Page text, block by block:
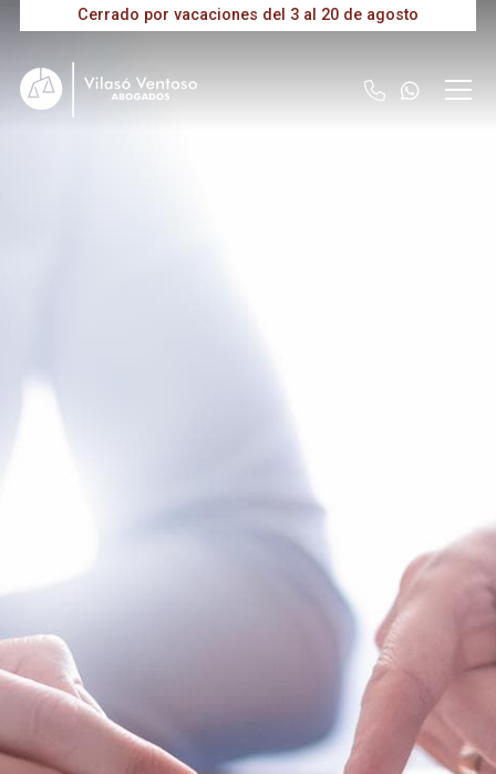
Cerrado por vacaciones del 3 al 20 de agosto